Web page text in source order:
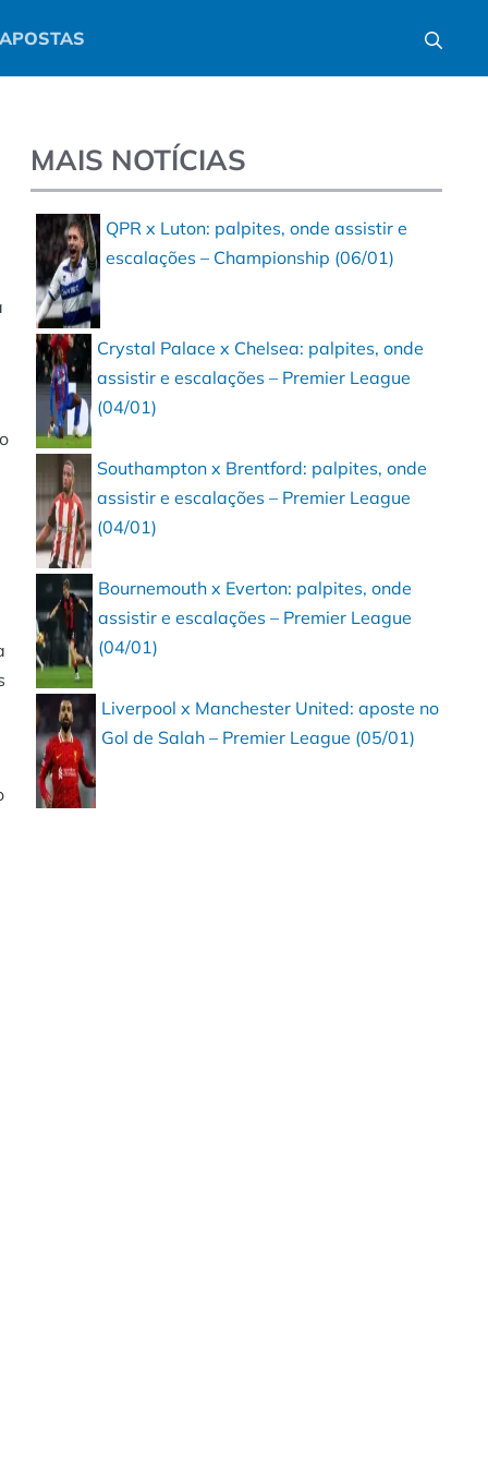
MAIS NOTÍCIAS
QPR x Luton: palpites, onde assistir e
escalações – Championship (06/01)
Crystal Palace x Chelsea: palpites, onde
assistir e escalações – Premier League
(04/01)
Southampton x Brentford: palpites, onde
assistir e escalações – Premier League
(04/01)
Bournemouth x Everton: palpites, onde
assistir e escalações – Premier League
(04/01)
Liverpool x Manchester United: aposte no
Gol de Salah – Premier League (05/01)